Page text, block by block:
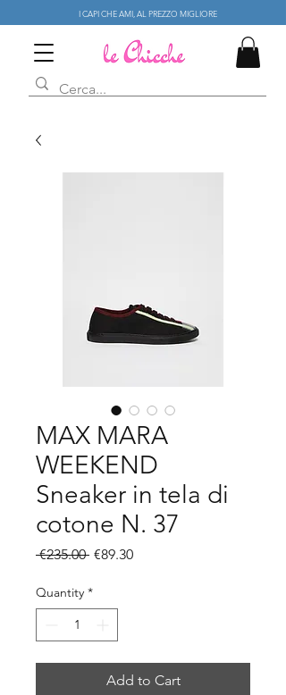
I CAPI CHE AMI, AL PREZZO MIGLIORE
MAX MARA
WEEKEND
Sneaker in tela di
cotone N. 37
€235.00 Regular
€89.30Sale
Quantity *
Add to Cart